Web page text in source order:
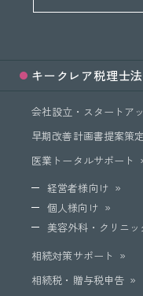
キークレア税理士
会社設立・スタートア
早期改善計画書提案策
医業トータルサポート
経営者様向け
個人様向け
美容外科・クリニッ
相続対策サポート
相続税・贈与税申告